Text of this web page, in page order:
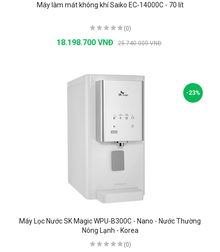
Máy làm mát không khí Saiko EC-14000C - 70 lít
(0)
18.198.700 VNĐ 25.740.000 VNĐ
-23%
Máy Lọc Nước SK Magic WPU-B300C - Nano - Nước Thường
Nóng Lạnh - Korea
(0)